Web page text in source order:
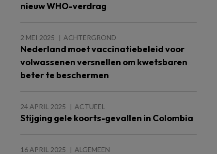
nieuw WHO-verdrag
2 MEI 2025 ACHTERGROND
Nederland moet vaccinatiebeleid voor
volwassenen versnellen om kwetsbaren
beter te beschermen
24 APRIL 2025 ACTUEEL
Stijging gele koorts-gevallen in Colombia
16 APRIL 2025 ALGEMEEN